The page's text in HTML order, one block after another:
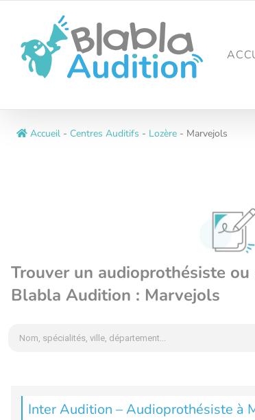
contenu
Accueil - Centres Auditifs - Lozère - Marvejols
Trouver un audioprothésiste
Blabla Audition : Marvejols
Inter Audition – Audioprothésiste à